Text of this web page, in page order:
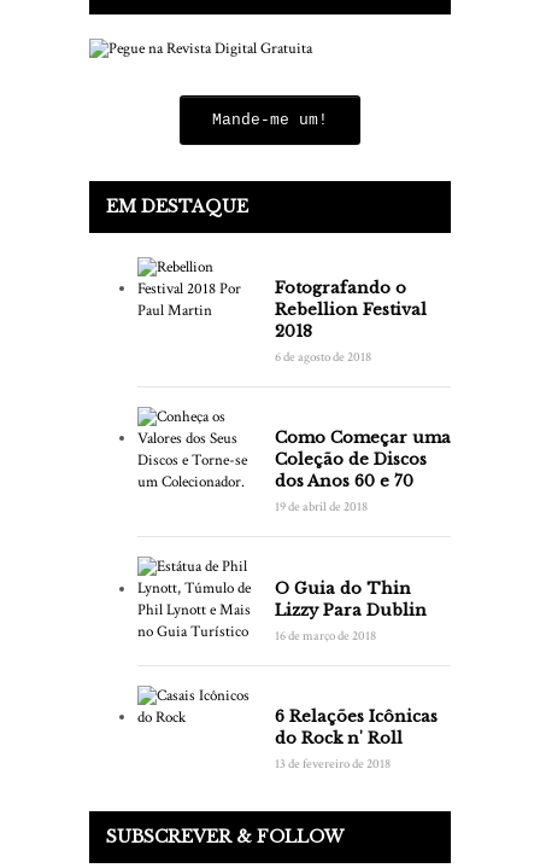
Mande-me um!
EM DESTAQUE
Fotografando o
Rebellion Festival
2018
6 de agosto de 2018
Como Começar uma
Coleção de Discos
dos Anos 60 e 70
19 de abril de 2018
O Guia do Thin
Lizzy Para Dublin
16 de março de 2018
6 Relações Icônicas
do Rock n' Roll
13 de fevereiro de 2018
SUBSCREVER & FOLLOW